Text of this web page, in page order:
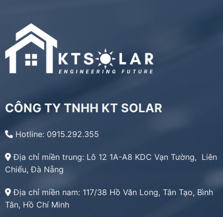
CÔNG TY TNHH KT SOLAR
Hotline: 0915.292.355
Địa chỉ miền trung: Lô 12 1A-A8 KDC Vạn Tường, Liên
Chiểu, Đà Nẵng
Địa chỉ miền nam: 117/38 Hồ Văn Long, Tân Tạo, Bình
Tân, Hồ Chí Minh